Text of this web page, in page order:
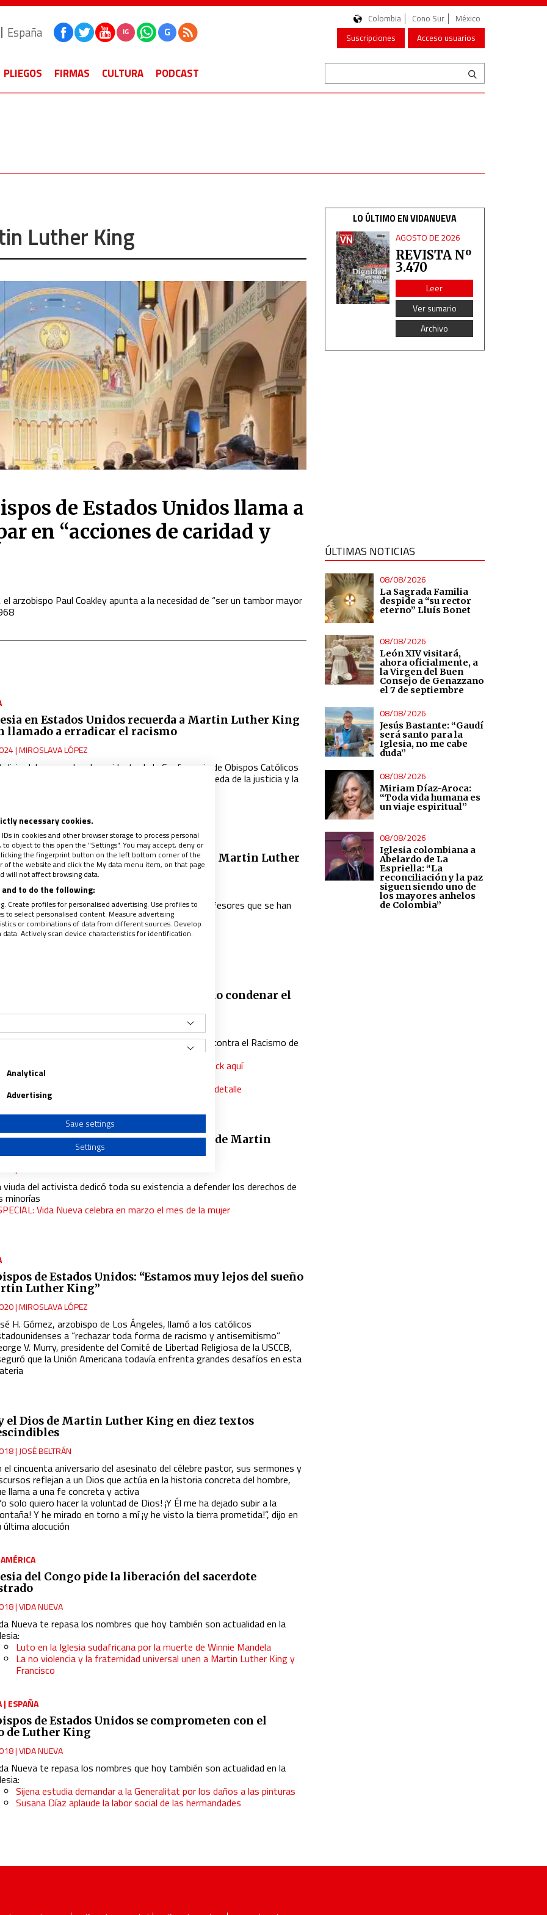
España IG G
Colombia Cono Sur
México
Suscripciones
Acceso usuarios
PLIEGOS FIRMAS CULTURA PODCAST
Luther King
de Estados Unidos llama a
en “acciones de caridad y
arzobispo Paul Coakley apunta a la necesidad de “ser un tambor mayor
en Estados Unidos recuerda a Martin Luther King
llamado a erradicar el racismo
|MIROSLAVA LÓPEZ
del reverendo, el presidente de la Conferencia de Obispos Católicos
su “legado indeleble y su grito de guerra en la búsqueda de la justicia y la
el Papa quiere que los jóvenes lean a Martin Luther
|MATEO GONZÁLEZ ALONSO
recibió en audiencia a un grupo de alumnos y profesores que se han
el ‘Encuentro de educación por la paz y el cuidado’
J. Fabre: “No se puede ser provida y no condenar el
Nueva conversa con el presidente de la Comisión contra el Racismo de
la revista gratis durante la cuarentena: haz click aquí
completa solo para suscriptores
la actualidad de la Iglesia sobre el coronavirus, al detalle
Scott, la mujer que encarnó el sueño de Martin
viuda del activista dedicó toda su existencia a defender los derechos de
minorías
Vida Nueva celebra en marzo el mes de la mujer
de Estados Unidos: “Estamos muy lejos del sueño
Luther King”
|MIROSLAVA LÓPEZ
H. Gómez, arzobispo de Los Ángeles, llamó a los católicos
a “rechazar toda forma de racismo y antisemitismo”
V. Murry, presidente del Comité de Libertad Religiosa de la USCCB,
que la Unión Americana todavía enfrenta grandes desafíos en esta
el Dios de Martin Luther King en diez textos
|JOSÉ BELTRÁN
el cincuenta aniversario del asesinato del célebre pastor, sus sermones y
reflejan a un Dios que actúa en la historia concreta del hombre,
llama a una fe concreta y activa
solo quiero hacer la voluntad de Dios! ¡Y Él me ha dejado subir a la
Y he mirado en torno a mí ¡y he visto la tierra prometida!”, dijo en
última alocución
AMÉRICA
del Congo pide la liberación del sacerdote
|VIDA NUEVA
Nueva te repasa los nombres que hoy también son actualidad en la
Luto en la Iglesia sudafricana por la muerte de Winnie Mandela
La no violencia y la fraternidad universal unen a Martin Luther King y
Francisco
| ESPAÑA
de Estados Unidos se comprometen con el
de Luther King
|VIDA NUEVA
Nueva te repasa los nombres que hoy también son actualidad en la
Sijena estudia demandar a la Generalitat por los daños a las pinturas
Susana Díaz aplaude la labor social de las hermandades
LO ÚLTIMO EN VIDANUEVA
AGOSTO DE 2026
REVISTA Nº
3.470
Leer
Ver sumario
Archivo
ÚLTIMAS NOTICIAS
08/08/2026
La Sagrada Familia
despide a “su rector
eterno” Lluís Bonet
08/08/2026
León XIV visitará,
ahora oficialmente, a
la Virgen del Buen
Consejo de Genazzano
el 7 de septiembre
08/08/2026
Jesús Bastante: “Gaudí
será santo para la
Iglesia, no me cabe
duda”
08/08/2026
Miriam Díaz-Aroca:
“Toda vida humana es
un viaje espiritual”
08/08/2026
Iglesia colombiana a
Abelardo de La
Espriella: “La
reconciliación y la paz
siguen siendo uno de
los mayores anhelos
de Colombia”
necessary cookies.
in cookies and other browser storage to process personal
object to this open the "Settings". You may accept, deny or
the fingerprint button on the left bottom corner of the
the website and click the My data menu item, on that page
will not affect browsing data.
to do the following:
Create profiles for personalised advertising. Use profiles to
to select personalised content. Measure advertising
or combinations of data from different sources. Develop
Actively scan device characteristics for identification.
from different sources
Analytical
Advertising
Save settings
Settings